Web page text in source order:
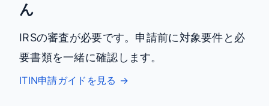
ん
IRSの審査が必要です。申請前に対象要件と必
要書類を一緒に確認します。
ITIN申請ガイドを見る →